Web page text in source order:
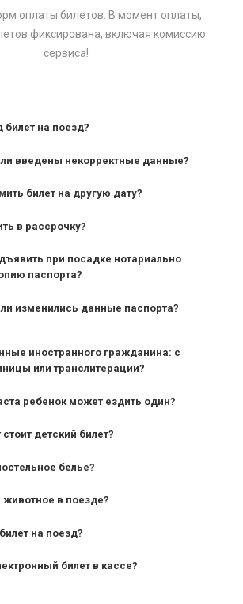
оплаты билетов. В момент оплаты,
фиксирована, включая комиссию
сервиса!
билет на поезд?
введены некорректные данные?
билет на другую дату?
в рассрочку?
при посадке нотариально
паспорта?
изменились данные паспорта?
иностранного гражданина: с
или транслитерации?
ребенок может ездить один?
следования — от 10 лет и
поездов — от 7 лет.
детский билет?
белье?
животное в поезде?
на поезд?
билет в кассе?